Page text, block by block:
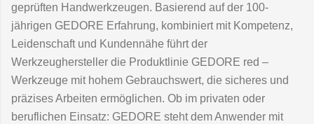
geprüften Handwerkzeugen. Basierend auf der 100-
jährigen GEDORE Erfahrung, kombiniert mit Kompetenz,
Leidenschaft und Kundennähe führt der
Werkzeughersteller die Produktlinie GEDORE red –
Werkzeuge mit hohem Gebrauchswert, die sicheres und
präzises Arbeiten ermöglichen. Ob im privaten oder
beruflichen Einsatz: GEDORE steht dem Anwender mit